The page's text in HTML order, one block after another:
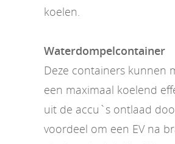
koelen.
Waterdompelcontainer
Deze containers kunnen
een maximaal koelend
uit de accu`s ontlaad
voordeel om een EV na